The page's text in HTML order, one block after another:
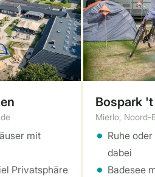
mit
Privatsphäre
Bospark
Mierlo, Noord-
Ruhe
dabei
Badesee